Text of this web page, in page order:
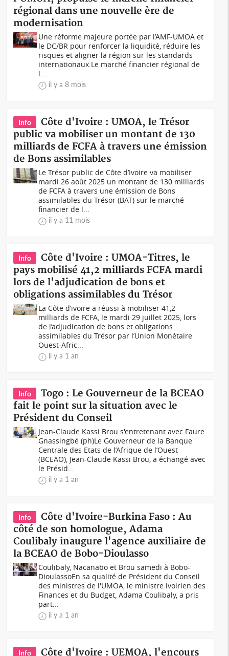
régional dans une nouvelle ère de
modernisation
Une réforme majeure portée par l’AMF-UMOA et
le DC/BR pour renforcer la liquidité, réduire les
risques et aligner la région sur les standards
internationaux.Le marché financier régional de
l...
il y a 8 mois
Info
Côte d'Ivoire : UMOA, le Trésor
public va mobiliser un montant de 130
milliards de FCFA à travers une émission
de Bons assimilables
Le Trésor public de Côte d’Ivoire va mobiliser
mardi 26 août 2025 un montant de 130 milliards
de FCFA à travers une émission de Bons
assimilables du Trésor (BAT) sur le marché
financier de l...
il y a 11 mois
Info
Côte d'Ivoire : UMOA-Titres, le
pays mobilisé 41,2 milliards FCFA mardi
lors de l'adjudication de bons et
obligations assimilables du Trésor
La Côte d’ivoire a réussi à mobiliser 41,2
milliards de FCFA, le mardi 29 juillet 2025, lors
de l’adjudication de bons et obligations
assimilables du Trésor par l’Union Monétaire
Ouest-Afric...
il y a 1 an
Info
Togo : Le Gouverneur de la BCEAO
fait le point sur la situation avec le
Président du Conseil
Jean-Claude Kassi Brou s'entretenant avec Faure
Gnassingbé (ph)Le Gouverneur de la Banque
Centrale des Etats de l’Afrique de l’Ouest
(BCEAO), Jean-Claude Kassi Brou, a échangé avec
le Présid...
il y a 1 an
Info
Côte d'Ivoire-Burkina Faso : Au
côté de son homologue, Adama
Coulibaly inaugure l'agence auxiliaire de
la BCEAO de Bobo-Dioulasso
Coulibaly, Nacanabo et Brou samedi à Bobo-
DioulassoEn sa qualité de Président du Conseil
des ministres de l'UMOA, le ministre ivoirien des
Finances et du Budget, Adama Coulibaly, a pris
part...
il y a 1 an
Info Côte d'Ivoire : UEMOA, l'encours